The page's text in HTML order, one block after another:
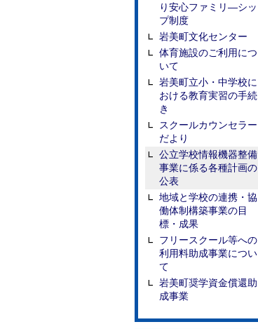
り安心ファミリ―シッ
プ制度
岩美町文化センター
体育施設のご利用につ
いて
岩美町立小・中学校に
おける教育実習の手続
き
スクールカウンセラー
だより
公立学校情報機器整備
事業に係る各種計画の
公表
地域と学校の連携・協
働体制構築事業の目
標・成果
フリースクール等への
利用料助成事業につい
て
岩美町奨学資金償還助
成事業